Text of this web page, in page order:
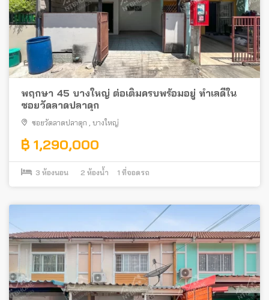
พฤกษา 45 บางใหญ่ ต่อเติมครบพร้อมอยู่ ทำเลดีใน
ซอยวัดลาดปลาดุก
ซอยวัดลาดปลาดุก บางใหญ่
฿ 1,290,000
3 ห้องนอน 2 ห้องน้ำ 1 ที่จอดรถ